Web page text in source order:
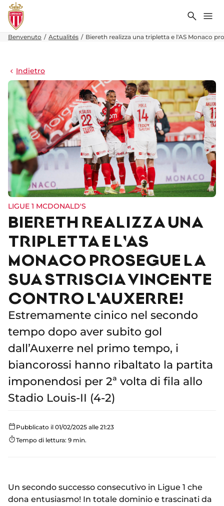
Ricerca
Benvenuto Actualités Biereth realizza una tripletta e l'AS Monaco
Indietro
LIGUE 1 MCDONALD'S
BIERETH REALIZZA UNA
TRIPLETTA E L'AS
MONACO PROSEGUE LA
SUA STRISCIA VINCENTE
CONTRO L'AUXERRE!
Estremamente cinico nel secondo
tempo dopo aver subito gol
dall’Auxerre nel primo tempo, i
biancorossi hanno ribaltato la partita
imponendosi per 2ª volta di fila allo
Stadio Louis-II (4-2)
Pubblicato il 01/02/2025 alle 21:23
Tempo di lettura: 9 min.
Un secondo successo consecutivo in Ligue 1 che
dona entusiasmo! In totale dominio e trascinati da